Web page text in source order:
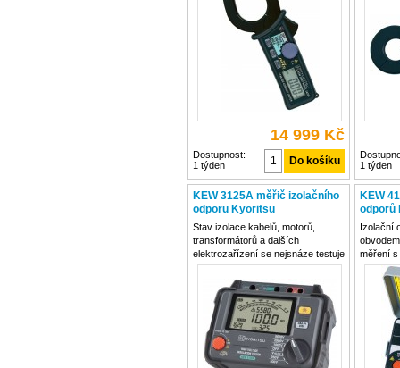
displeje. Kapkovitá forma kleští
přitom umožňuje proniknout i do
těžko přístupných oblastí.
14 999 Kč
Dostupnost:
1 týden
1 týden
KEW 3125A měřič izolačního
odporu Kyoritsu
Stav izolace kabelů, motorů,
transformátorů a dalších
elektrozařízení se nejsnáze testuje
pomocí digitálních izolometrů,
které automaticky nastaví zvolené
zkušební napětí a po dobu měření
průběžně vypočítávají hodnotu
izolačního odporu.
KEW
odporů
Izolační
měření s
proudu
vliv